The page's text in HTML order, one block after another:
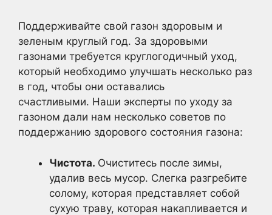
Поддерживайте свой газон здоровым и
зеленым круглый год. За здоровыми
газонами требуется круглогодичный уход,
который необходимо улучшать несколько раз
в год, чтобы они оставались
счастливыми. Наши эксперты по уходу за
газоном дали нам несколько советов по
поддержанию здорового состояния газона:
Чистота. Очиститесь после зимы,
удалив весь мусор. Слегка разгребите
солому, которая представляет собой
сухую траву, которая накапливается и